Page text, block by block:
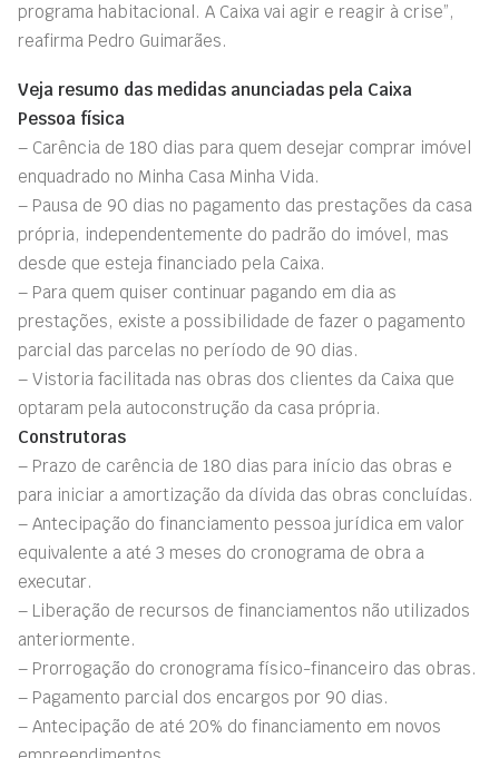
programa habitacional. A Caixa vai agir e reagir à crise”,
reafirma Pedro Guimarães.
Veja resumo das medidas anunciadas pela Caixa
Pessoa física
– Carência de 180 dias para quem desejar comprar imóvel
enquadrado no Minha Casa Minha Vida.
– Pausa de 90 dias no pagamento das prestações da casa
própria, independentemente do padrão do imóvel, mas
desde que esteja financiado pela Caixa.
– Para quem quiser continuar pagando em dia as
prestações, existe a possibilidade de fazer o pagamento
parcial das parcelas no período de 90 dias.
– Vistoria facilitada nas obras dos clientes da Caixa que
optaram pela autoconstrução da casa própria.
Construtoras
– Prazo de carência de 180 dias para início das obras e
para iniciar a amortização da dívida das obras concluídas.
– Antecipação do financiamento pessoa jurídica em valor
equivalente a até 3 meses do cronograma de obra a
executar.
– Liberação de recursos de financiamentos não utilizados
anteriormente.
– Prorrogação do cronograma físico-financeiro das obras.
– Pagamento parcial dos encargos por 90 dias.
– Antecipação de até 20% do financiamento em novos